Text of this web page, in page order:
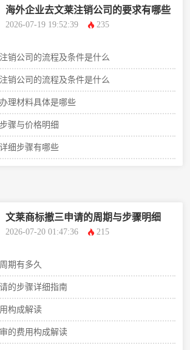
海外企业去文莱注销公司的要求有哪些
2026-07-19 19:52:39 235
销公司的流程及条件是什么
销公司的流程及条件是什么
理材料具体是哪些
骤与价格明细
细步骤有哪些
文莱商标撤三申请的周期与步骤明细
2026-07-20 01:47:36 215
期有多久
的步骤详细指南
构成解读
的费用构成解读